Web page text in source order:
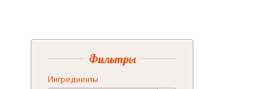
Фильтры
Ингредиенты